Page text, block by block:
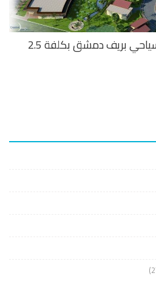
منح رخصة تشييد لمجمع سياحي بريف دمشق بكلفة 2.5